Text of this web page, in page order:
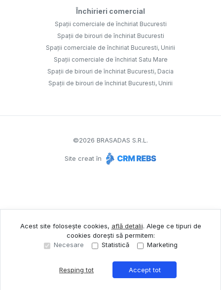
Sună acum Solicită vizionare
Închirieri comercial
Spații comerciale de închiriat Bucuresti
Spații de birouri de închiriat Bucuresti
Spații comerciale de închiriat Bucuresti, Unirii
Spații comerciale de închiriat Satu Mare
Spații de birouri de închiriat Bucuresti, Dacia
Spații de birouri de închiriat Bucuresti, Unirii
©2026 BRASADAS S.R.L.
Site creat în
Acest site folosește cookies, află detalii. Alege ce tipuri de
cookies dorești să permitem:
Necesare
Statistică Marketing
Resping tot Accept tot